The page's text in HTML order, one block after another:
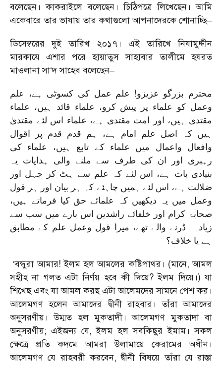
বলেছেন। কাকরাইলে বলেছেন। চিঠিপত্রে লিখেছেন। আমি
একেবারে তার ভাষায় তার কথাগুলো আপনাদেরকে শোনাচ্ছি–
ডিসেম্বরের দুই তারিখ ২০১৭। এই তারিখে নিযামুদ্দীন
মারকাযে এশার পরে হায়াতুস সাহাবার তালীমে হযরত
মাওলানা সা‘দ সাহেব বলেছেন–
محترم بزرگو عزیزو! علم عمل کی کسوٹی ہے، علم
وعمل کو علماء پر پیش کرو، علماء قائد ہیں، علماء
مقتدیٰ ہیں، اور امت مقتدی ہے، علماء اس لئے مقتدیٰ
ہیں کہ اصل علم امام ہے، ہم قدم قدم پر اقوال
وافعال واعمال میں علماء کے تابع ہیں، علماء کی
رہبری اور ان کی طرف سے ملنے والی ہدایات یہ
بنیادی بات ہے، اس لئے کہ علم سے ہٹ کر جہل اور
ضلالت ہے، اس لئے ہمیں چاہئے کہ ہر بیان اور ہر قول
وعمل میں یہ دیکھیں کہ علمائے حق کیا فرماتے ہیں،
صحابۂ کرام اور خلفائے راشدین اس بارے میں سب سے
زیادہ ڈرنے والے تھے، میرا قول وعمل علم کے مطابق
ہے یا خلاف؟
‘বন্ধুরা আমার! ইলম হল আমলের কষ্টিপাথর। (মানে, আমল
সহীহ না গলত এটা নির্ণয় হবে কী দিয়ে? ইলম দিয়ে।) যা
শিখেছ এবং যা আমল করছ এটা আলেমদের সামনে পেশ কর।
আলেমগণ হলেন আমাদের দ্বীনী রাহবার। তাঁরা আমাদের
অনুসরণীয়। উম্মত হল মুকতাদী। আলেমগণ মুকতাদা বা
অনুসরণীয়; এইজন্য যে, ইলম হল সবকিছুর ইমাম। সকল
ক্ষেত্রে প্রতি কদমে আমরা উলামায়ে কেরামের অধীন।
আলেমগণ যে রাহবরী করবেন, দ্বীনী বিষয়ে তাঁরা যে রাস্তা